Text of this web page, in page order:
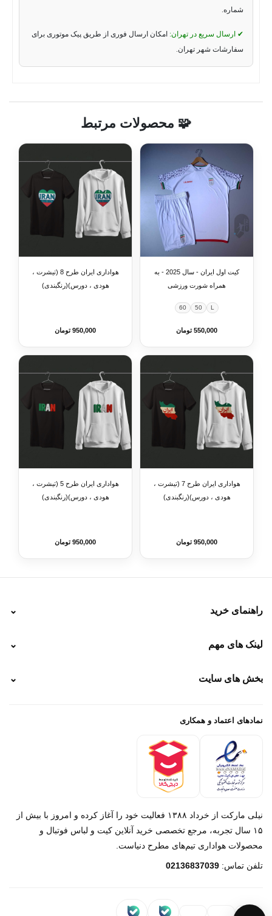
شماره.
✔ ارسال سریع در تهران: امکان ارسال فوری از طریق پیک موتوری برای
سفارشات شهر تهران.
🧩 محصولات مرتبط
کیت اول ایران - سال 2025 - به
همراه شورت ورزشی
L
50
60
550,000 تومان
هواداری ایران طرح 8 (تیشرت ،
هودی ، دورس)(رنگبندی)
950,000 تومان
هواداری ایران طرح 7 (تیشرت ،
هودی ، دورس)(رنگبندی)
950,000 تومان
هواداری ایران طرح 5 (تیشرت ،
هودی ، دورس)(رنگبندی)
950,000 تومان
راهنمای خرید ⌄
نحوه پرداخت
راهنمای سفارش
لینک های مهم ⌄
رهگیری تیپاکس
خرید لباس جدید بارسلونا 2025/2026
بخش های سایت ⌄
پرداخت باز
تماس با ما
نمادهای اعتماد و همکاری
نیلی مارکت از خرداد ۱۳۸۸ فعالیت خود را آغاز کرده و امروز با بیش از
۱۵ سال تجربه، مرجع تخصصی خرید آنلاین کیت و لباس فوتبال و
محصولات هواداری تیم‌های مطرح دنیاست.
تلفن تماس: 02136837039
پشتیبانی روبیکا‌
پشتیبانی بله